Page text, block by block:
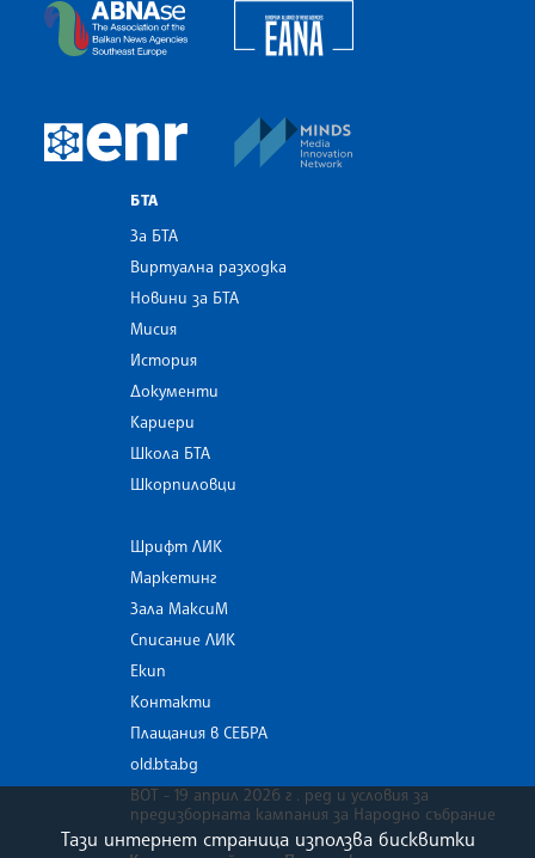
The Assocoation of the Balkan News Agencies
European Newsroom
БТА
За БТА
Виртуална разходка
Новини за БТА
Мисия
История
Документи
Кариери
Школа БТА
Шкорпиловци
Шрифт ЛИК
Маркетинг
Зала МаксиМ
Списание ЛИК
Екип
Контакти
Плащания в СЕБРА
old.bta.bg
ВОТ - 19 април 2026 г . ред и условия за
предизборната кампания за Народно събрание
Тази интернет страница използва бисквитки